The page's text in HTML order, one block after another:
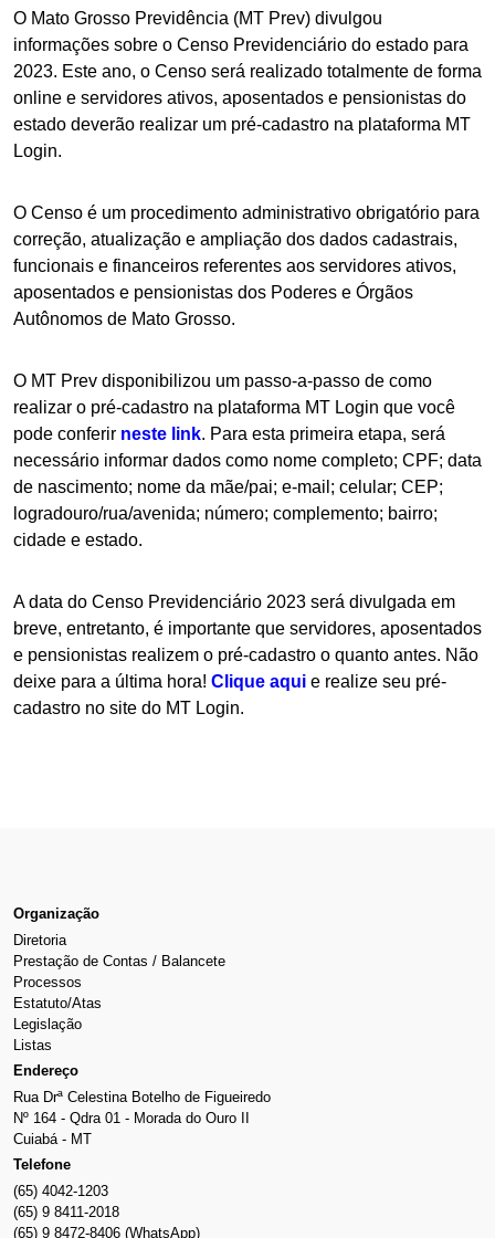
O Mato Grosso Previdência (MT Prev) divulgou
informações sobre o Censo Previdenciário do estado para
2023. Este ano, o Censo será realizado totalmente de forma
online e servidores ativos, aposentados e pensionistas do
estado deverão realizar um pré-cadastro na plataforma MT
Login.
O Censo é um procedimento administrativo obrigatório para
correção, atualização e ampliação dos dados cadastrais,
funcionais e financeiros referentes aos servidores ativos,
aposentados e pensionistas dos Poderes e Órgãos
Autônomos de Mato Grosso.
O MT Prev disponibilizou um passo-a-passo de como
realizar o pré-cadastro na plataforma MT Login que você
pode conferir neste link. Para esta primeira etapa, será
necessário informar dados como nome completo; CPF; data
de nascimento; nome da mãe/pai; e-mail; celular; CEP;
logradouro/rua/avenida; número; complemento; bairro;
cidade e estado.
A data do Censo Previdenciário 2023 será divulgada em
breve, entretanto, é importante que servidores, aposentados
e pensionistas realizem o pré-cadastro o quanto antes. Não
deixe para a última hora! Clique aqui e realize seu pré-
cadastro no site do MT Login.
Organização
Diretoria
Prestação de Contas / Balancete
Processos
Estatuto/Atas
Legislação
Listas
Endereço
Rua Drª Celestina Botelho de Figueiredo
Nº 164 - Qdra 01 - Morada do Ouro II
Cuiabá - MT
Telefone
(65) 4042-1203
(65) 9 8411-2018
(65) 9 8472-8406 (WhatsApp)